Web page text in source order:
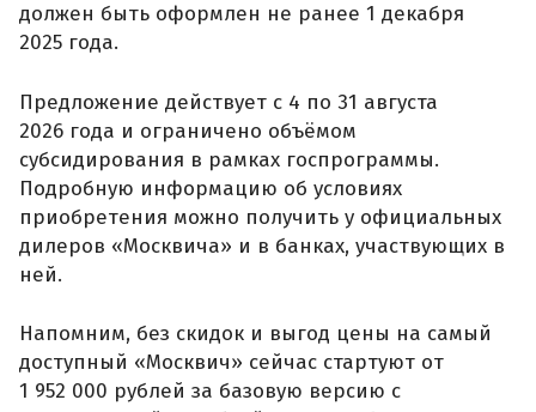
должен быть оформлен не ранее 1 декабря
2025 года.
Предложение действует с 4 по 31 августа
2026 года и ограничено объёмом
субсидирования в рамках госпрограммы.
Подробную информацию об условиях
приобретения можно получить у официальных
дилеров «Москвича» и в банках, участвующих в
ней.
Напомним, без скидок и выгод цены на самый
доступный «Москвич» сейчас стартуют от
1 952 000 рублей за базовую версию с